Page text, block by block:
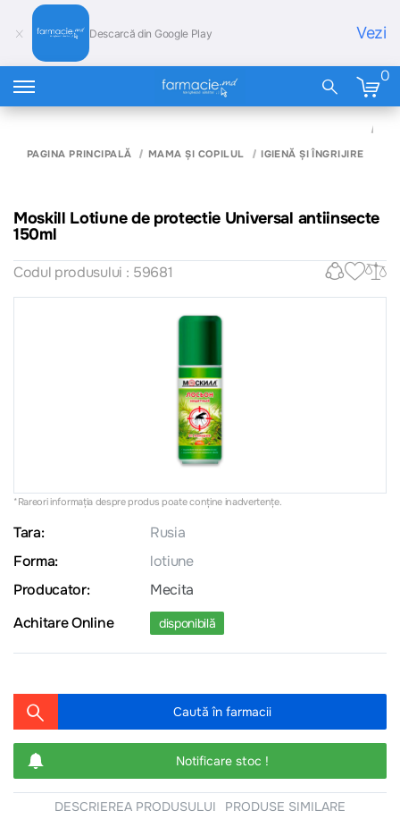
Descarcă din Google Play Vezi
0
PAGINA PRINCIPALĂ MAMA ȘI COPILUL IGIENĂ ȘI ÎNGRIJIRE
Moskill Lotiune de protectie Universal antiinsecte
150ml
Codul produsului : 59681
*Rareori informația despre produs poate conţine inadvertenţe.
Tara:
Rusia
Forma:
lotiune
Producator:
Mecita
Achitare Online
disponibilă
Caută în farmacii
Notificare stoc !
DESCRIEREA PRODUSULUI
PRODUSE SIMILARE